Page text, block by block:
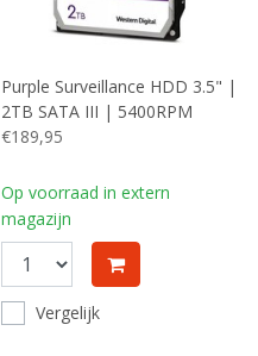
Purple Surveillance HDD 3.5" |
2TB SATA III | 5400RPM
€189,95
Op voorraad in extern
magazijn
Vergelijk